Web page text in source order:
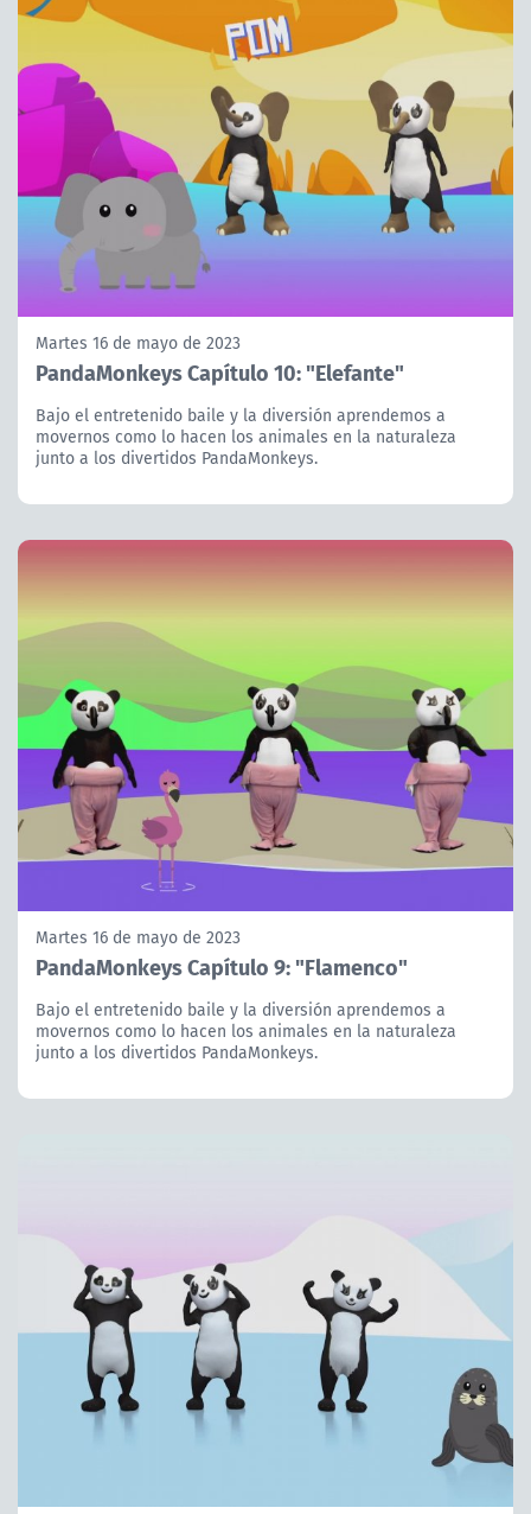
Martes 16 de mayo de 2023
PandaMonkeys Capítulo 10: "Elefante"
Bajo el entretenido baile y la diversión aprendemos a
movernos como lo hacen los animales en la naturaleza
junto a los divertidos PandaMonkeys.
Martes 16 de mayo de 2023
PandaMonkeys Capítulo 9: "Flamenco"
Bajo el entretenido baile y la diversión aprendemos a
movernos como lo hacen los animales en la naturaleza
junto a los divertidos PandaMonkeys.